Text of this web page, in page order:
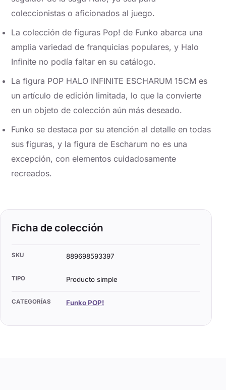
coleccionistas o aficionados al juego.
La colección de figuras Pop! de Funko abarca una
amplia variedad de franquicias populares, y Halo
Infinite no podía faltar en su catálogo.
La figura POP HALO INFINITE ESCHARUM 15CM es
un artículo de edición limitada, lo que la convierte
en un objeto de colección aún más deseado.
Funko se destaca por su atención al detalle en todas
sus figuras, y la figura de Escharum no es una
excepción, con elementos cuidadosamente
recreados.
Ficha de colección
SKU 889698593397
TIPO Producto simple
CATEGORÍAS Funko POP!